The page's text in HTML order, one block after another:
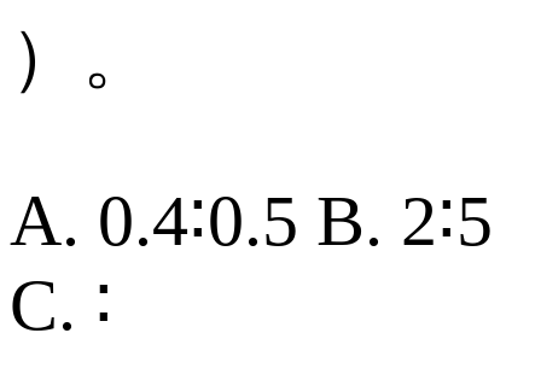
）。
A. 0.4∶0.5 B. 2∶5
C. ∶